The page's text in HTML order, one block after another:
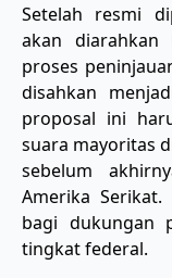
Setelah resmi
akan
proses
disahkan
proposal ini
suara mayoritas
sebelum
Amerika
bagi dukungan
tingkat federal.